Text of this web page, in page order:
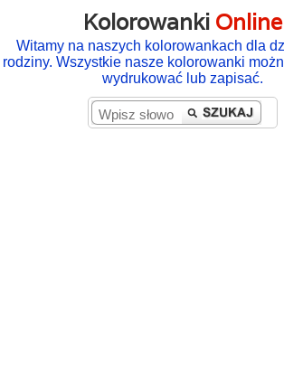
Kolorowanki Online
Witamy na naszych kolorowankach dla
rodziny. Wszystkie nasze kolorowanki
wydrukować lub zapisać.